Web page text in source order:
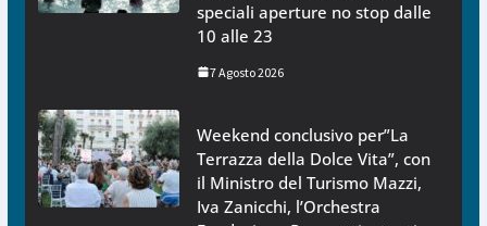
speciali aperture no stop dalle
10 alle 23
7 Agosto 2026
Weekend conclusivo per”La
Terrazza della Dolce Vita”, con
il Ministro del Turismo Mazzi,
Iva Zanicchi, l’Orchestra